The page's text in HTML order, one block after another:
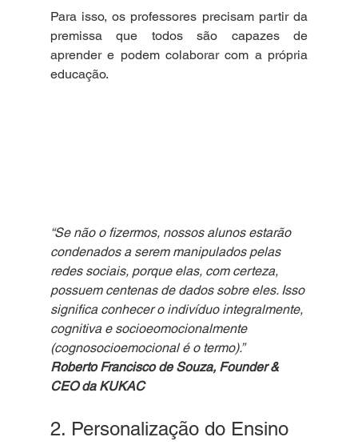
Para isso, os professores precisam partir da
premissa que todos são capazes de
aprender e podem colaborar com a própria
educação.
“Se não o fizermos, nossos alunos estarão
condenados a serem manipulados pelas
redes sociais, porque elas, com certeza,
possuem centenas de dados sobre eles. Isso
significa conhecer o indivíduo integralmente,
cognitiva e socioeomocionalmente
(cognosocioemocional é o termo).”
Roberto Francisco de Souza, Founder &
CEO da KUKAC
2. Personalização do Ensino